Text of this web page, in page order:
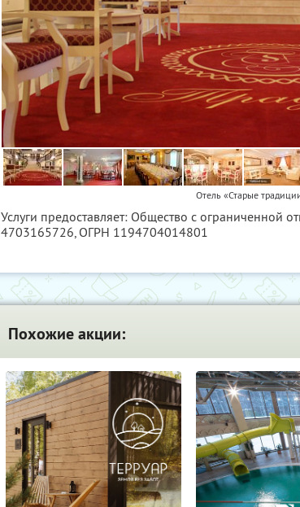
Отель «Старые
Услуги предоставляет: Общество с ограниченной
4703165726, ОГРН 1194704014801
Похожие акции: